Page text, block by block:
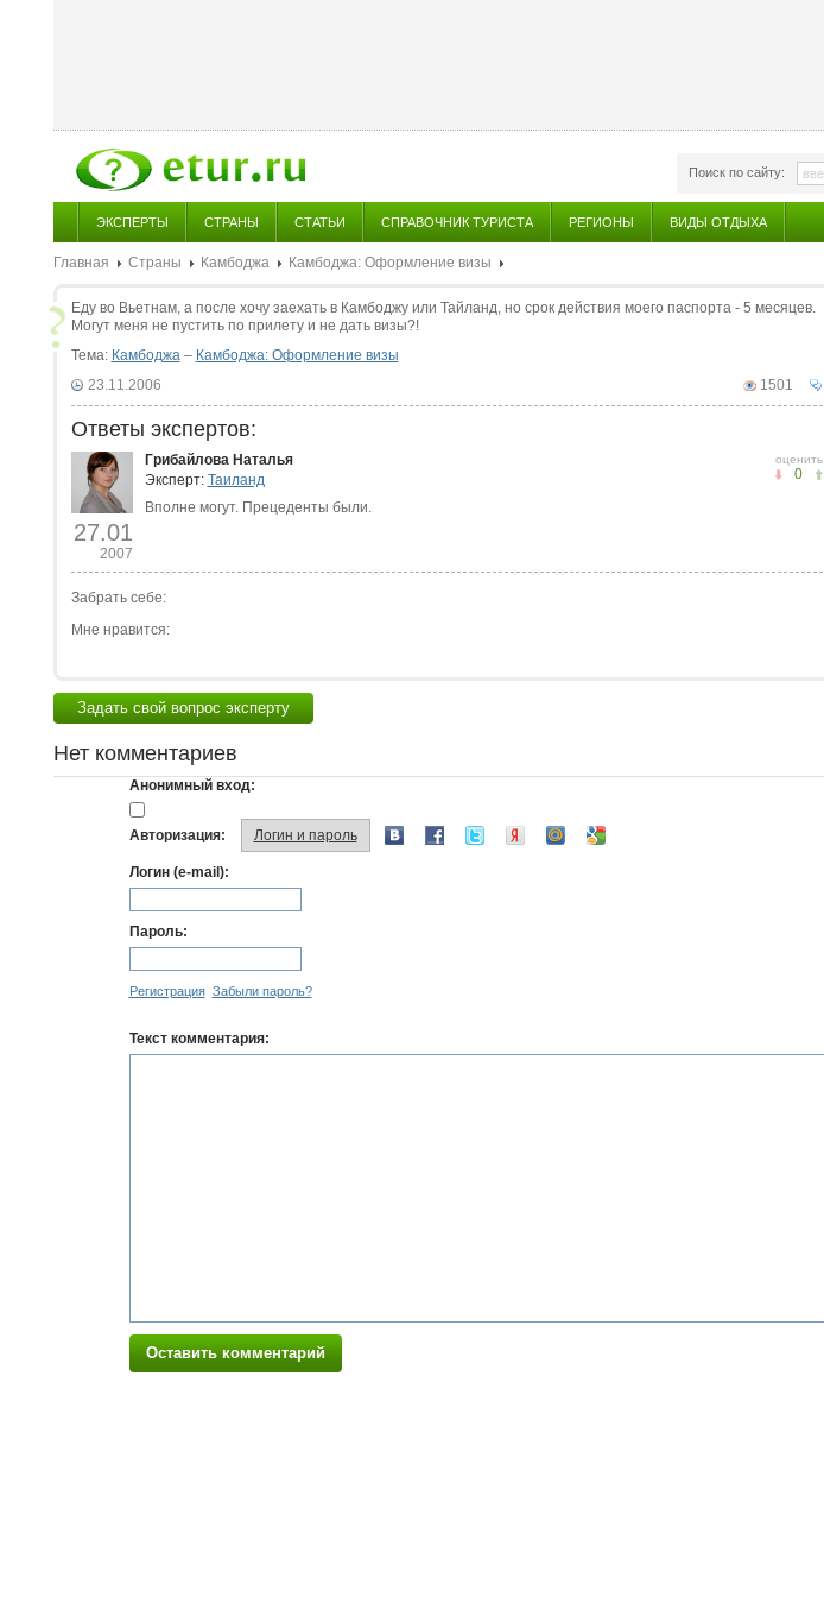
Поиск по сайту:
ЭКСПЕРТЫ СТРАНЫ СТАТЬИ СПРАВОЧНИК ТУРИСТА РЕГИОНЫ ВИДЫ ОТДЫХА
Главная Страны Камбоджа Камбоджа: Оформление визы
Еду во Вьетнам, а после хочу заехать в Камбоджу или Тайланд, но срок действия моего паспорта - 5 месяцев.
Могут меня не пустить по прилету и не дать визы?!
Тема: Камбоджа– Камбоджа: Оформление визы
1501
23.11.2006
Ответы экспертов:
27.01
2007
оценить
0
Грибайлова Наталья
Эксперт: Таиланд
Вполне могут. Прецеденты были.
Забрать себе:
Мне нравится:
Задать свой вопрос эксперту
Нет комментариев
Анонимный вход:
Авторизация: Логин и пароль
Логин (e-mail):
Пароль:
Регистрация Забыли пароль?
Текст комментария:
Оставить комментарий